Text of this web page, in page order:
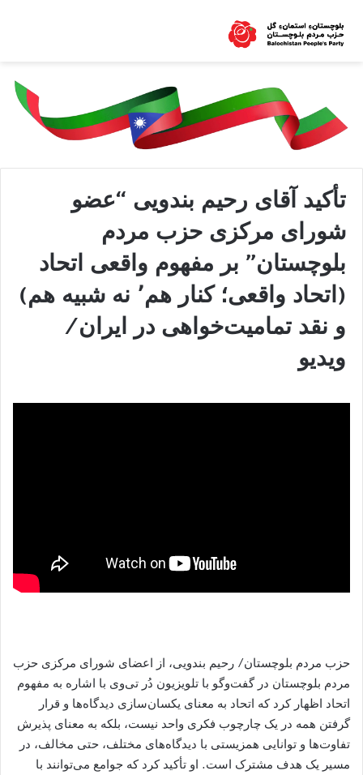
تأکید آقای رحیم بندویی “عضو
شورای مرکزی حزب مردم
بلوچستان” بر مفهوم واقعی اتحاد
(اتحاد واقعی؛ کنار هم٬ نه شبیه هم)
و نقد تمامیت‌خواهی در ایران/
ویدیو
حزب مردم بلوچستان/ رحیم بندویی، از اعضای شورای مرکزی حزب
مردم بلوچستان در گفت‌وگو با تلویزیون دُر تی‌وی با اشاره به مفهوم
اتحاد اظهار کرد که اتحاد به معنای یکسان‌سازی دیدگاه‌ها و قرار
گرفتن همه در یک چارچوب فکری واحد نیست، بلکه به معنای پذیرش
تفاوت‌ها و توانایی همزیستی با دیدگاه‌های مختلف، حتی مخالف، در
مسیر یک هدف مشترک است. او تأکید کرد که جوامع می‌توانند با